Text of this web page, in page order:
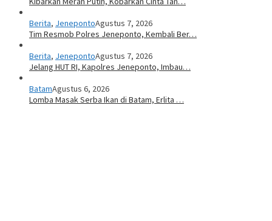
Berita, JenepontoAgustus 7, 2026
Tim Resmob Polres Jeneponto, Kembali Ber…
Berita, JenepontoAgustus 7, 2026
Jelang HUT RI, Kapolres Jeneponto, Imbau…
BatamAgustus 6, 2026
Lomba Masak Serba Ikan di Batam, Erlita …